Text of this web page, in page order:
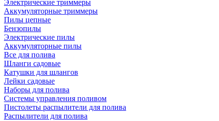
Электрические триммеры
Аккумуляторные триммеры
Пилы цепные
Бензопилы
Электрические пилы
Аккумуляторные пилы
Все для полива
Шланги садовые
Катушки для шлангов
Лейки садовые
Наборы для полива
Системы управления поливом
Пистолеты распылители для полива
Распылители для полива